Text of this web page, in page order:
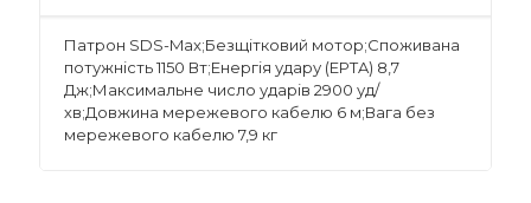
Патрон SDS-Max;Безщітковий мотор;Споживана
потужність 1150 Вт;Енергія удару (EPTA) 8,7
Дж;Максимальне число ударів 2900 уд/
хв;Довжина мережевого кабелю 6 м;Вага без
мережевого кабелю 7,9 кг